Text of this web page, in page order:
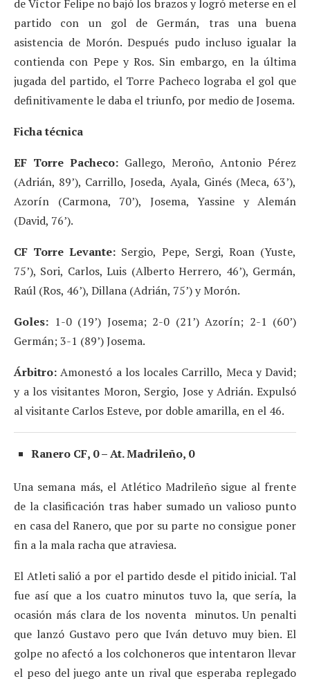
de Víctor Felipe no bajó los brazos y logró meterse en el
partido con un gol de Germán, tras una buena
asistencia de Morón. Después pudo incluso igualar la
contienda con Pepe y Ros. Sin embargo, en la última
jugada del partido, el Torre Pacheco lograba el gol que
definitivamente le daba el triunfo, por medio de Josema.
Ficha técnica
EF Torre Pacheco: Gallego, Meroño, Antonio Pérez
(Adrián, 89’), Carrillo, Joseda, Ayala, Ginés (Meca, 63’),
Azorín (Carmona, 70’), Josema, Yassine y Alemán
(David, 76’).
CF Torre Levante: Sergio, Pepe, Sergi, Roan (Yuste,
75’), Sori, Carlos, Luis (Alberto Herrero, 46’), Germán,
Raúl (Ros, 46’), Dillana (Adrián, 75’) y Morón.
Goles: 1-0 (19’) Josema; 2-0 (21’) Azorín; 2-1 (60’)
Germán; 3-1 (89’) Josema.
Árbitro: Amonestó a los locales Carrillo, Meca y David;
y a los visitantes Moron, Sergio, Jose y Adrián. Expulsó
al visitante Carlos Esteve, por doble amarilla, en el 46.
Ranero CF, 0 – At. Madrileño, 0
Una semana más, el Atlético Madrileño sigue al frente
de la clasificación tras haber sumado un valioso punto
en casa del Ranero, que por su parte no consigue poner
fin a la mala racha que atraviesa.
El Atleti salió a por el partido desde el pitido inicial. Tal
fue así que a los cuatro minutos tuvo la, que sería, la
ocasión más clara de los noventa minutos. Un penalti
que lanzó Gustavo pero que Iván detuvo muy bien. El
golpe no afectó a los colchoneros que intentaron llevar
el peso del juego ante un rival que esperaba replegado